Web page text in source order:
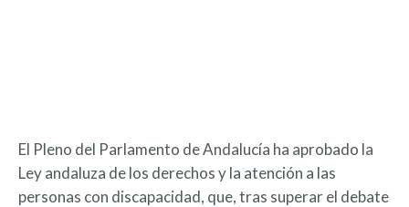
El Pleno del Parlamento de Andalucía ha aprobado la
Ley andaluza de los derechos y la atención a las
personas con discapacidad, que, tras superar el debate